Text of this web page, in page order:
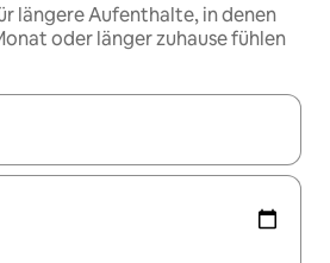
längere Aufenthalte, in denen
oder länger zuhause fühlen
sind, navigiere mit den